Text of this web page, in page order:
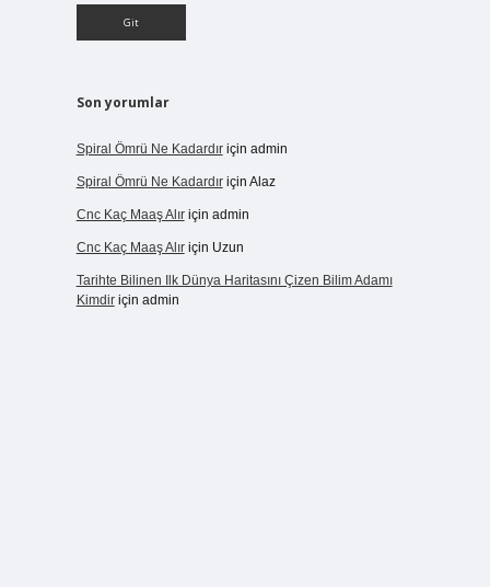
Son yorumlar
Spiral Ömrü Ne Kadardıriçin admin
Spiral Ömrü Ne Kadardıriçin Alaz
Cnc Kaç Maaş Alıriçin admin
Cnc Kaç Maaş Alıriçin Uzun
Tarihte Bilinen Ilk Dünya Haritasını Çizen Bilim Adamı
Kimdiriçin admin